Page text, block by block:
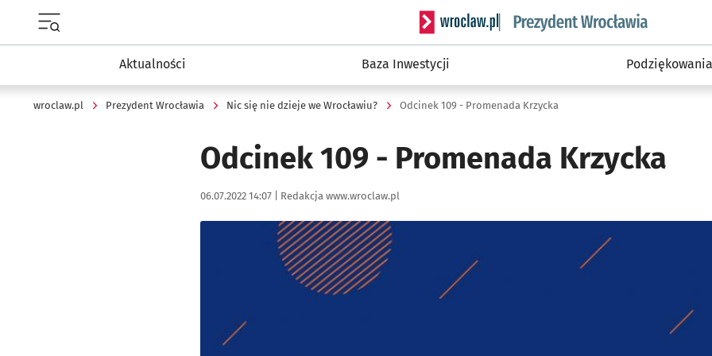
Serwis informacyjny wroclaw.pl podserwis:
Aktualności Baza Inwestycji Podziękowania
wroclaw.pl Prezydent Wrocławia Nic się nie dzieje we Wrocławiu? Odcinek 109 - Promenada Krzycka
Odcinek 109 - Promenada Krzycka
Data publikacji:
06.07.2022 14:07 | Autor:
Redakcja www.wroclaw.pl
Kliknij, aby powiększyć